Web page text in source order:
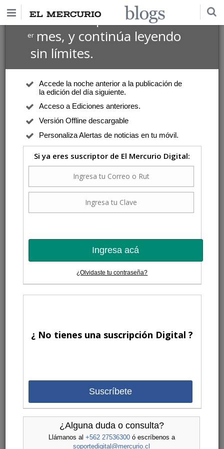
Suscríbete por $1 USD
ermes, y continúa leyendo
sin límites.
Accede la noche anterior a la publicación de
la edición del día siguiente.
Acceso a Ediciones anteriores.
Versión Offline descargable
Personaliza Alertas de noticias en tu móvil.
Si ya eres suscriptor de El Mercurio Digital:
Ingresa acá
¿Olvidaste tu contraseña?
¿ No tienes una suscripción Digital ?
Suscríbete
¿Alguna duda o consulta?
Llámanos al +562 27536300ó escríbenos a
soportedigital@mercurio.cl